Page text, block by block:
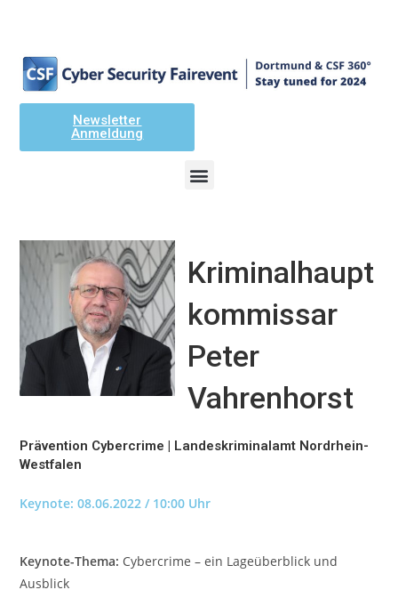
Newsletter
Anmeldung
Kriminalhaupt
kommissar
Peter
Vahrenhorst
Prävention Cybercrime | Landeskriminalamt Nordrhein-
Westfalen
Keynote: 08.06.2022 / 10:00 Uhr
Keynote-Thema: Cybercrime – ein Lageüberblick und
Ausblick